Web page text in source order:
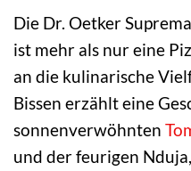
Die Dr. Oetker
ist mehr als nur eine
an die kulinarische
Bissen erzählt eine
sonnenverwöhnten
und der feurigen